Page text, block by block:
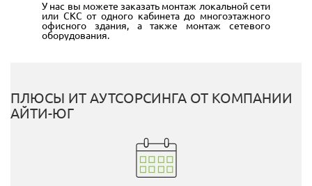
У нас вы можете заказать монтаж локальной сети
или СКС от одного кабинета до многоэтажного
офисного здания, а также монтаж сетевого
оборудования.
ПЛЮСЫ ИТ АУТСОРСИНГА ОТ КОМПАНИИ
АЙТИ-ЮГ